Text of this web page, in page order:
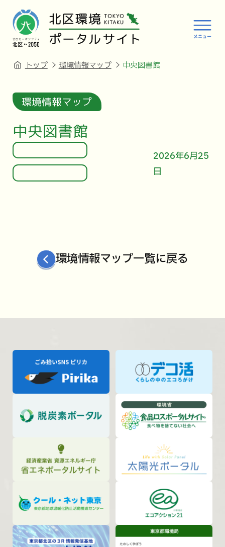
トップ 環境情報マップ 中央図書館
環境情報マップ
中央図書館
2026年6月25
日
環境情報マップ一覧に戻る